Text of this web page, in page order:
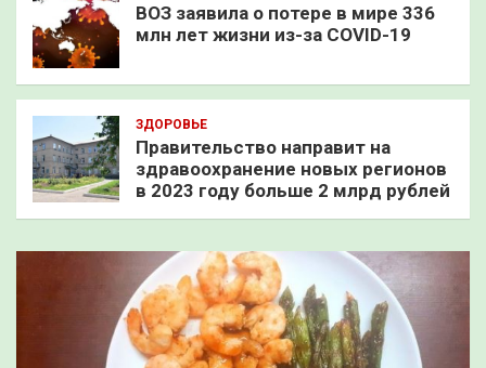
ВОЗ заявила о потере в мире 336
млн лет жизни из-за COVID-19
ЗДОРОВЬЕ
Правительство направит на
здравоохранение новых регионов
в 2023 году больше 2 млрд рублей